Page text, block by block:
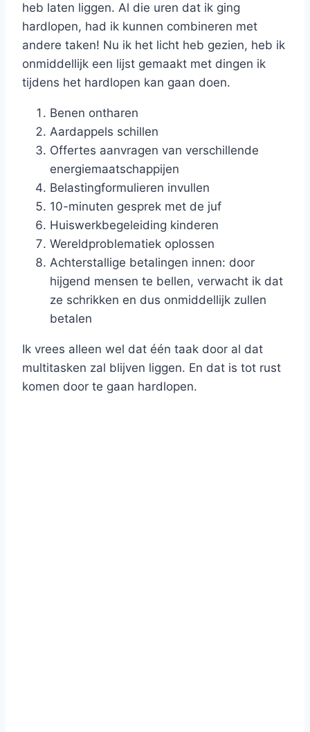
heb laten liggen. Al die uren dat ik ging
hardlopen, had ik kunnen combineren met
andere taken! Nu ik het licht heb gezien, heb ik
onmiddellijk een lijst gemaakt met dingen ik
tijdens het hardlopen kan gaan doen.
Benen ontharen
Aardappels schillen
Offertes aanvragen van verschillende
energiemaatschappijen
Belastingformulieren invullen
10-minuten gesprek met de juf
Huiswerkbegeleiding kinderen
Wereldproblematiek oplossen
Achterstallige betalingen innen: door
hijgend mensen te bellen, verwacht ik dat
ze schrikken en dus onmiddellijk zullen
betalen
Ik vrees alleen wel dat één taak door al dat
multitasken zal blijven liggen. En dat is tot rust
komen door te gaan hardlopen.